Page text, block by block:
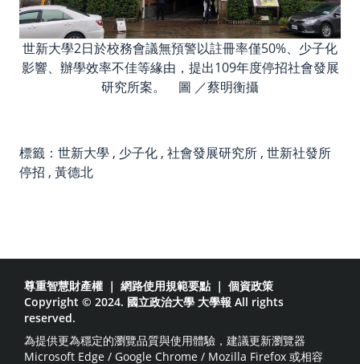
世新大學2日於校務會議無預警以註冊率僅50%、少子化
影響、辦學效率不佳等緣由，提出109年度停招社會發展
研究所案。 圖 ／蔡明衡攝
標籤： 世新大學 , 少子化 , 社會發展研究所 , 世新社發所
停招 , 黃德北
尊重智慧財產權 ｜ 網路使用規範要點 ｜ 個資政策
Copyright © 2024. 國立政治大學 大學報 All rights
reserved.
為提供更為穩定的瀏覽品質與使用體驗，建議更新瀏覽器
Microsoft Edge / Google Chrome / Mozilla Firefox 或相容